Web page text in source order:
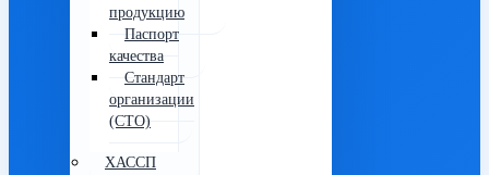
продукцию
Паспорт
качества
Стандарт
организации
(СТО)
ХАССП